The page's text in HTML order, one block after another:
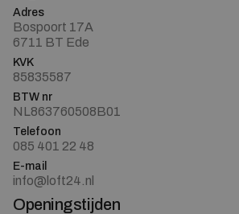
Adres
Bospoort 17A
6711 BT Ede
KVK
85835587
BTW nr
NL863760508B01
Telefoon
085 401 22 48
E-mail
info@loft24.nl
Openingstijden